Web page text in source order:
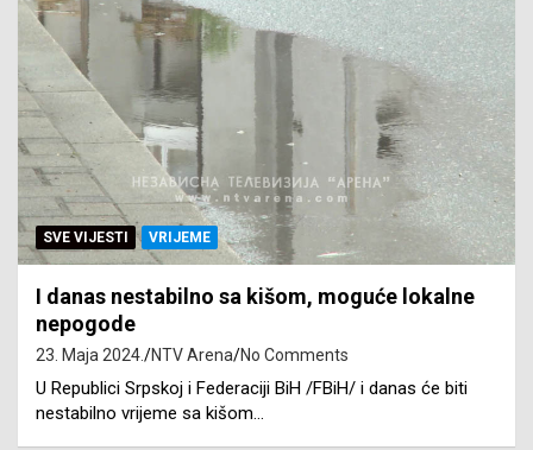
SVE VIJESTI VRIJEME
I danas nestabilno sa kišom, moguće lokalne
nepogode
23. Maja 2024. NTV Arena No Comments
U Republici Srpskoj i Federaciji BiH /FBiH/ i danas će biti
nestabilno vrijeme sa kišom…